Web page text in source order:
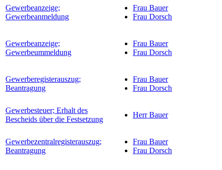
Gewerbeanzeige;
Gewerbeanmeldung
Frau Bauer
Frau Dorsch
Gewerbeanzeige;
Gewerbeummeldung
Frau Bauer
Frau Dorsch
Gewerberegisterauszug;
Beantragung
Frau Bauer
Frau Dorsch
Gewerbesteuer; Erhalt des
Bescheids über die Festsetzung
Herr Bauer
Gewerbezentralregisterauszug;
Beantragung
Frau Bauer
Frau Dorsch